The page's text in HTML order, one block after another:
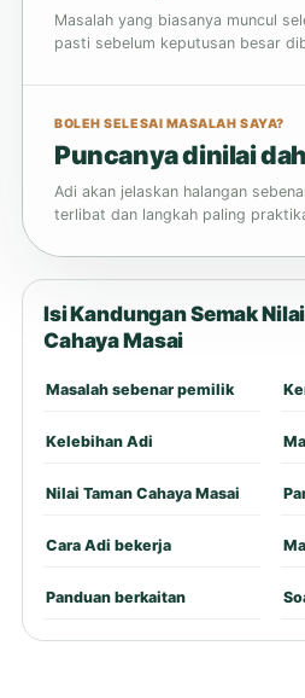
Masalah yang biasanya muncul
pasti sebelum keputusan besar
BOLEH SELESAI MASALAH SAYA?
Puncanya dinilai
Adi akan jelaskan halangan
terlibat dan langkah paling
Isi Kandungan Semak
Cahaya Masai
Masalah sebenar pemilik
Kelebihan Adi
Nilai Taman Cahaya Masai
Cara Adi bekerja
Panduan berkaitan